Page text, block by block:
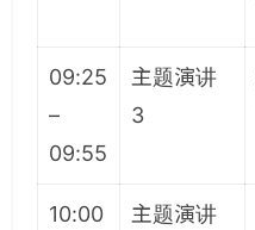
09:25
–
09:55
主题演讲
3
10:00
主题演讲